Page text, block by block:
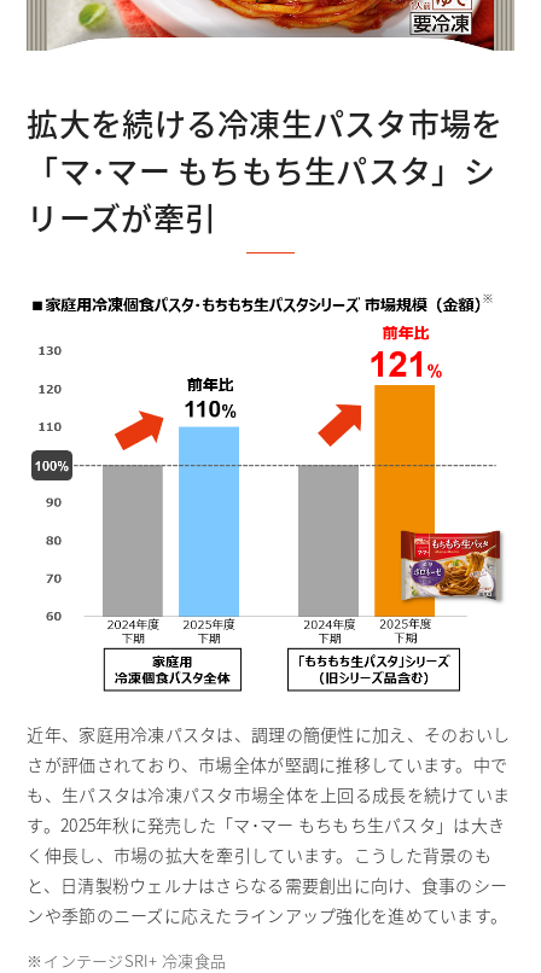
拡大を続ける冷凍生パスタ市場を
「マ･マー もちもち生パスタ」シ
リーズが牽引
近年、家庭用冷凍パスタは、調理の簡便性に加え、そのおいし
さが評価されており、市場全体が堅調に推移しています。中で
も、生パスタは冷凍パスタ市場全体を上回る成長を続けていま
す。2025年秋に発売した「マ･マー もちもち生パスタ」は大き
く伸長し、市場の拡大を牽引しています。こうした背景のも
と、日清製粉ウェルナはさらなる需要創出に向け、食事のシー
ンや季節のニーズに応えたラインアップ強化を進めています。
※ インテージSRI+ 冷凍食品